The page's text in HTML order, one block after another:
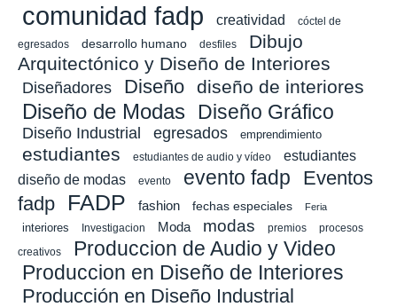
comunidad fadp creatividad
cóctel de
egresados
desarrollo humano desfiles
Dibujo
Arquitectónico y Diseño de Interiores
Diseñadores Diseño diseño de interiores
Diseño de Modas Diseño Gráfico
Diseño Industrial egresados emprendimiento
estudiantes estudiantes de audio y vídeo
estudiantes
diseño de modas
evento evento fadp
Eventos
fadp
FADP fashion fechas especiales Feria
interiores Investigacion Moda modas premios procesos
creativos Produccion de Audio y Video
Produccion en Diseño de Interiores
Producción en Diseño Industrial